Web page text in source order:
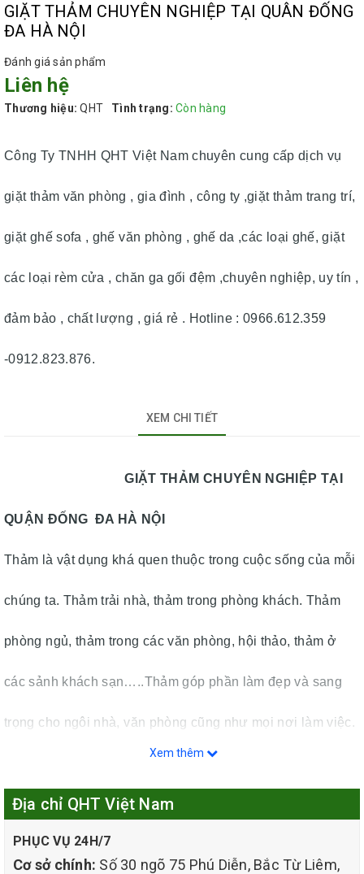
GIẶT THẢM CHUYÊN NGHIỆP TẠI QUÂN ĐỐNG
ĐA HÀ NỘI
Đánh giá sản phẩm
Liên hệ
Thương hiệu: QHT Tình trạng: Còn hàng
Công Ty TNHH QHT Việt Nam chuyên cung cấp dịch vụ
giặt thảm văn phòng , gia đình , công ty ,giặt thảm trang trí,
giặt ghế sofa , ghế văn phòng , ghế da ,các loại ghế, giặt
các loại rèm cửa , chăn ga gối đệm ,chuyên nghiệp, uy tín ,
đảm bảo , chất lượng , giá rẻ . Hotline : 0966.612.359
-0912.823.876.
XEM CHI TIẾT
GIẶT THẢM CHUYÊN NGHIỆP TẠI
QUẬN ĐỐNG ĐA HÀ NỘI
Thảm là vật dụng khá quen thuộc trong cuộc sống của mỗi
chúng ta. Thảm trải nhà, thảm trong phòng khách. Thảm
phòng ngủ, thảm trong các văn phòng, hội thảo, thảm ở
các sảnh khách sạn…..Thảm góp phần làm đẹp và sang
trọng cho ngôi nhà, văn phòng cũng như mọi nơi làm việc.
Xem thêm
Địa chỉ QHT Việt Nam
PHỤC VỤ 24H/7
Cơ sở chính: Số 30 ngõ 75 Phú Diễn, Bắc Từ Liêm,